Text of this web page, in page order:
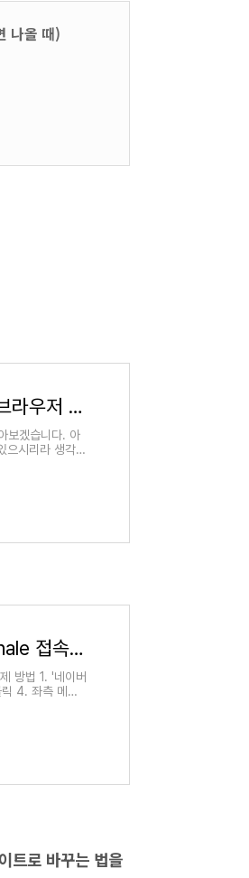
나올 때)
[웨일 시작페이지 설정 변경하기] 네이버 브라우저 첫화면 바꾸는 법
보겠습니다. 아
으시리라 생각됩
[네이버 웨일 브라우저 검색기록 삭제] Whale 접속내역, 초간단 1분 지우는법 (흔적 안남는 웨일 시크릿모드 소개)
방법 1. '네이버
4. 좌측 메뉴
트로 바꾸는 법을